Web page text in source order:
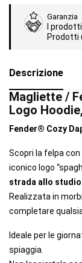
Garanzia
I
Prodotti
Descrizione
Magliette /
Logo
Fender® Cozy
Scopri la felpa
iconico logo
strada allo studio
Realizzata in
completare
Ideale per le
spiaggia.